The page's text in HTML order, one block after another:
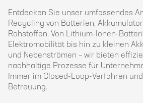
Entdecken Sie unser umfassendes
Recycling von Batterien,
Rohstoffen. Von Lithium-Ionen-
Elektromobilität bis hin zu kleinen
und Nebenströmen – wir bieten
nachhaltige Prozesse für
Immer im Closed-Loop-Verfahren
Betreuung.